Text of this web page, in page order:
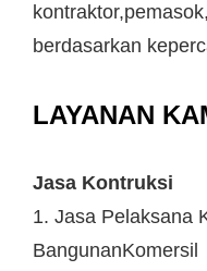
berdasarkan
LAYANAN
Jasa Kontruksi
1. Jasa Pelaksana
BangunanKomersil